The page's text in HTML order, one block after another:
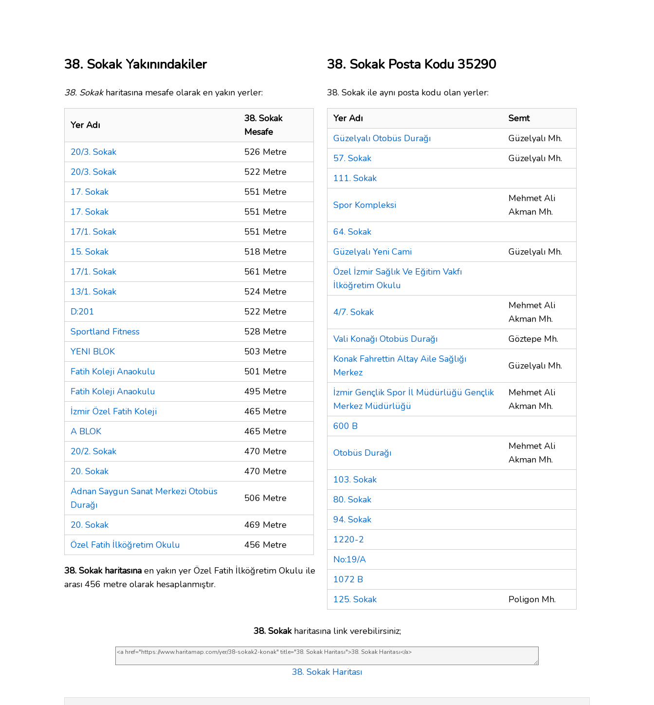
38. Sokak Yakınındakiler
38. Sokakharitasına mesafe olarak en yakın yerler:
Yer Adı
38. Sokak
Mesafe
20/3. Sokak
526 Metre
20/3. Sokak
522 Metre
17. Sokak
551 Metre
17. Sokak
551 Metre
17/1. Sokak
551 Metre
15. Sokak
518 Metre
17/1. Sokak
561 Metre
13/1. Sokak
524 Metre
D:201
522 Metre
Sportland Fitness
528 Metre
YENI BLOK
503 Metre
Fatih Koleji Anaokulu
501 Metre
Fatih Koleji Anaokulu
495 Metre
İzmir Özel Fatih Koleji
465 Metre
A BLOK
465 Metre
20/2. Sokak
470 Metre
20. Sokak
470 Metre
Adnan Saygun Sanat Merkezi Otobüs
Durağı
506 Metre
20. Sokak
469 Metre
Özel Fatih İlköğretim Okulu
456 Metre
38. Sokak haritasına en yakın yer Özel Fatih İlköğretim Okulu ile
arası 456 metre olarak hesaplanmıştır.
38. Sokak Posta Kodu 35290
38. Sokak ile aynı posta kodu olan yerler:
Yer Adı
Semt
Güzelyalı Otobüs Durağı
Güzelyalı Mh.
57. Sokak
Güzelyalı Mh.
111. Sokak
Spor Kompleksi
Mehmet Ali
Akman Mh.
64. Sokak
Güzelyalı Yeni Cami
Güzelyalı Mh.
Özel İzmir Sağlık Ve Eğitim Vakfı
İlköğretim Okulu
4/7. Sokak
Mehmet Ali
Akman Mh.
Vali Konağı Otobüs Durağı
Göztepe Mh.
Konak Fahrettin Altay Aile Sağlığı
Merkez
Güzelyalı Mh.
İzmir Gençlik Spor İl Müdürlüğü Gençlik
Merkez Müdürlüğü
Mehmet Ali
Akman Mh.
600 B
Otobüs Durağı
Mehmet Ali
Akman Mh.
103. Sokak
80. Sokak
94. Sokak
1220-2
No:19/A
1072 B
125. Sokak
Poligon Mh.
38. Sokakharitasına link verebilirsiniz;
38. Sokak Haritası